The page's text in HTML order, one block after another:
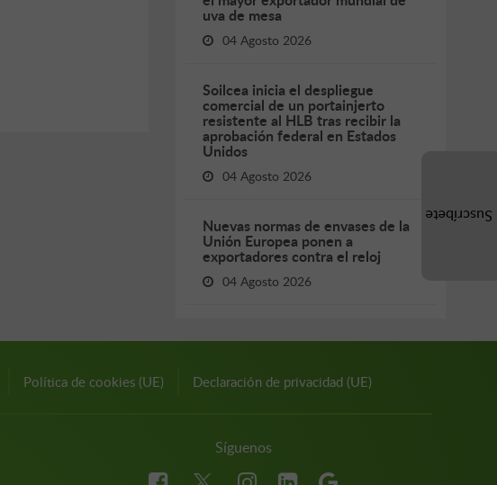
uva de mesa
04 Agosto 2026
Soilcea inicia el despliegue
comercial de un portainjerto
resistente al HLB tras recibir la
aprobación federal en Estados
Unidos
04 Agosto 2026
Nuevas normas de envases de la
Unión Europea ponen a
exportadores contra el reloj
04 Agosto 2026
Política de cookies (UE) Declaración de privacidad (UE)
Síguenos
Suscríbete